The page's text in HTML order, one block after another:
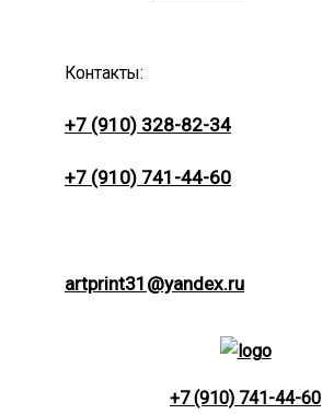
Контакты:
+7 (910) 328-82-34
+7 (910) 741-44-60
artprint31@yandex.ru
+7 (910) 741-44-60